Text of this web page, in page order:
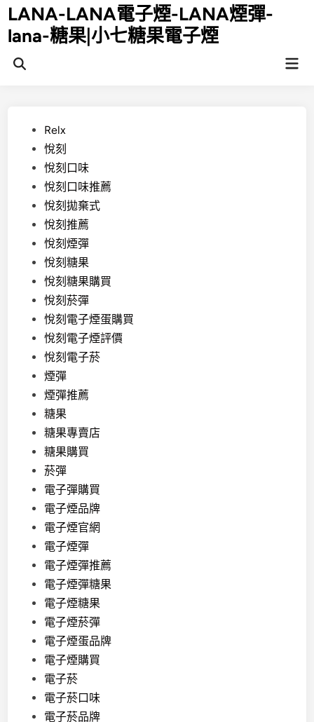
Skip
to
content
LANA-LANA電子煙-LANA煙彈-
lana-糖果|小七糖果電子煙
Open
PostedRelx
悅刻
悅刻口味
悅刻口味推薦
悅刻拋棄式
悅刻推薦
悅刻煙彈
悅刻糖果
悅刻糖果購買
悅刻菸彈
悅刻電子煙蛋購買
悅刻電子煙評價
悅刻電子菸
煙彈
煙彈推薦
糖果
糖果專賣店
糖果購買
菸彈
電子彈購買
電子煙品牌
電子煙官網
電子煙彈
電子煙彈推薦
電子煙彈糖果
電子煙糖果
電子煙菸彈
電子煙蛋品牌
電子煙購買
電子菸
電子菸口味
電子菸品牌